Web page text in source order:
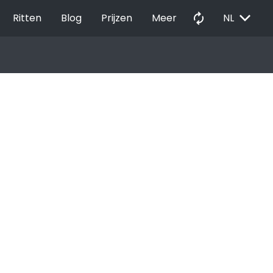
Ritten Blog Prijzen Meer autorenew NL EXPAND_MORE